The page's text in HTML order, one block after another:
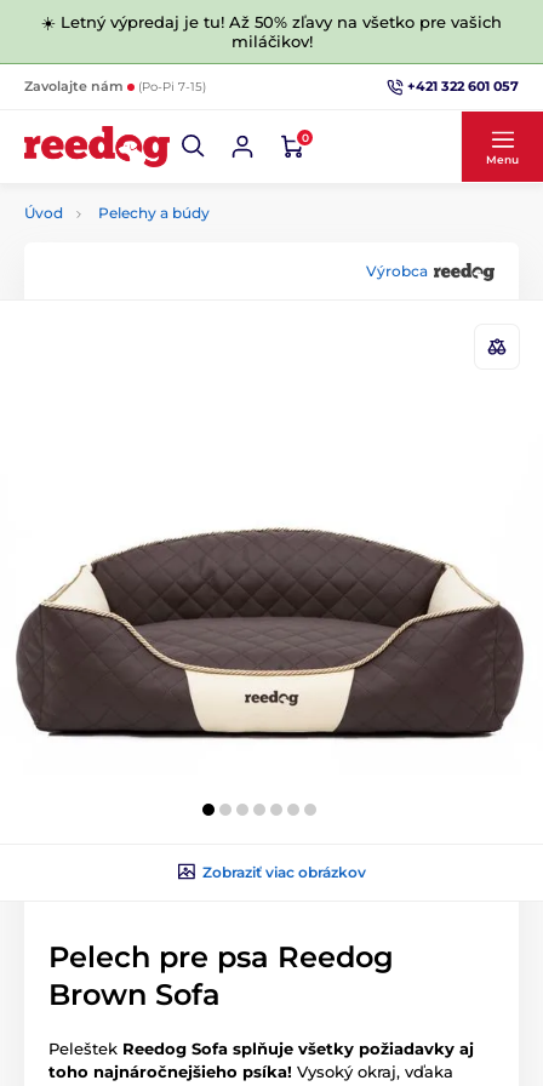
☀️ Letný výpredaj je tu! Až 50% zľavy na všetko pre vašich
miláčikov!
Zavolajte nám (Po-Pi 7-15) +421 322 601 057
0
Menu
Úvod Pelechy a búdy
Výrobca
Zobraziť viac obrázkov
Pelech pre psa Reedog
Brown Sofa
Peleštek Reedog Sofa splňuje všetky požiadavky aj
toho najnáročnejšieho psíka! Vysoký okraj, vďaka